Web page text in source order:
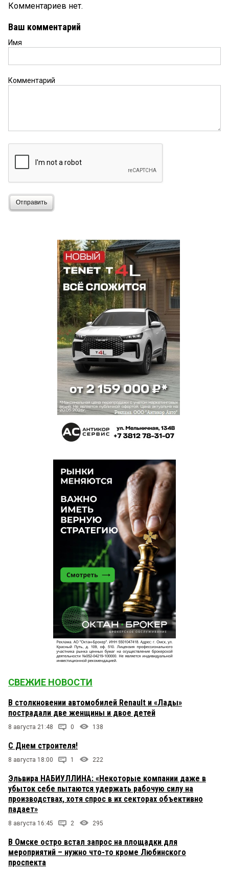
Комментариев нет.
Ваш комментарий
Имя
Комментарий
Отправить
СВЕЖИЕ НОВОСТИ
В столкновении автомобилей Renault и «Лады»
пострадали две женщины и двое детей
8 августа 21:48 0 138
С Днем строителя!
8 августа 18:00 1 222
Эльвира НАБИУЛЛИНА: «Некоторые компании даже в
убыток себе пытаются удержать рабочую силу на
производствах, хотя спрос в их секторах объективно
падает»
8 августа 16:45 2 295
В Омске остро встал запрос на площадки для
мероприятий – нужно что-то кроме Любинского
проспекта